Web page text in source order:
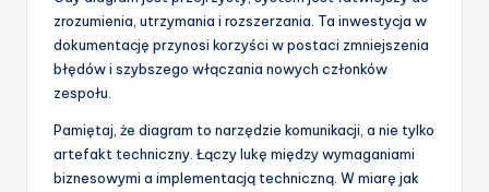
zrozumienia, utrzymania i rozszerzania. Ta inwestycja w
dokumentację przynosi korzyści w postaci zmniejszenia
błędów i szybszego włączania nowych członków
zespołu.
Pamiętaj, że diagram to narzędzie komunikacji, a nie tylko
artefakt techniczny. Łączy lukę między wymaganiami
biznesowymi a implementacją techniczną. W miarę jak